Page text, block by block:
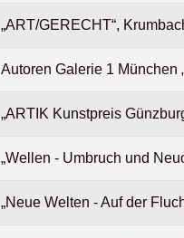
„ART/GERECHT“,
Autoren Galerie 1 München
„ARTIK Kunstpreis
„Wellen - Umbruch und
„Neue Welten - Auf der